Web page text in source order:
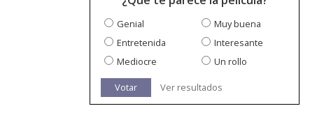
Genial
Muy buena
Entretenida
Interesante
Mediocre
Un rollo
Votar Ver resultados